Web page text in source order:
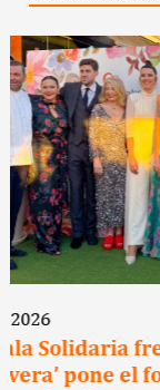
junio 4, 2026
Recoletas
Vida